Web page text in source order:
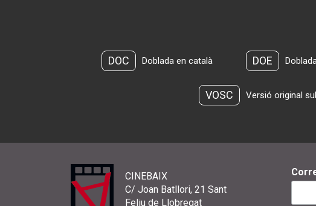
DOC Doblada en català DOE
VOSC Versió original
CINEBAIX
C/ Joan Batllori, 21 Sant
Feliu de Llobregat